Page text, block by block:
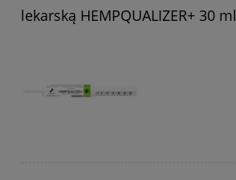
lekarską HEMPQUALIZER+ 30 ml